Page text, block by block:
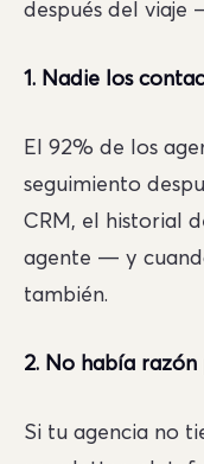
después del viaje
1. Nadie los
El 92% de los
seguimiento
CRM, el historial
agente — y
también.
2. No había
Si tu agencia no